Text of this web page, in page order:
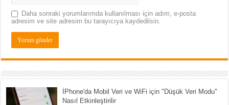
Daha sonraki yorumlarımda kullanılması için adım, e-posta
adresim ve site adresim bu tarayıcıya kaydedilsin.
İPhone'da Mobil Veri ve WiFi için "Düşük Veri Modu"
Nasıl Etkinleştirilir